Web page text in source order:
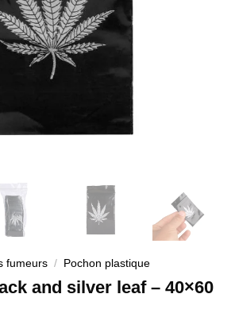
fumeurs / Pochon plastique
and silver leaf – 40×60